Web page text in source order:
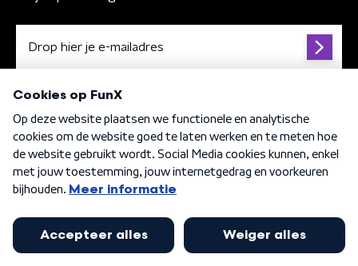
Algemene voorwaarden Privacybeleid